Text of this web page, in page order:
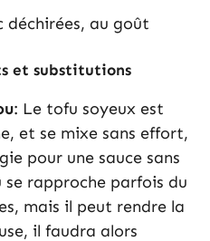
déchirées, au goût
et substitutions
: Le tofu soyeux est
et se mixe sans effort,
pour une sauce sans
rapproche parfois du
mais il peut rendre la
il faudra alors